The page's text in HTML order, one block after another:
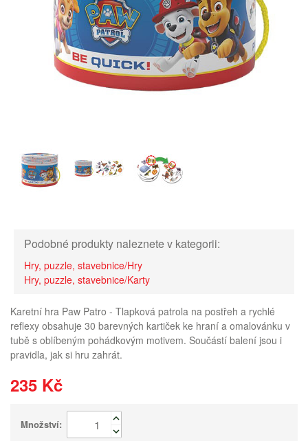
Podobné produkty naleznete v kategorii:
Hry, puzzle, stavebnice/Hry
Hry, puzzle, stavebnice/Karty
Karetní hra Paw Patro - Tlapková patrola na postřeh a rychlé
reflexy obsahuje 30 barevných kartiček ke hraní a omalovánku v
tubě s oblíbeným pohádkovým motivem. Součástí balení jsou i
pravidla, jak si hru zahrát.
235 Kč
Množství: